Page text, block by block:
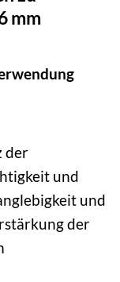
mm
der
und
und
der